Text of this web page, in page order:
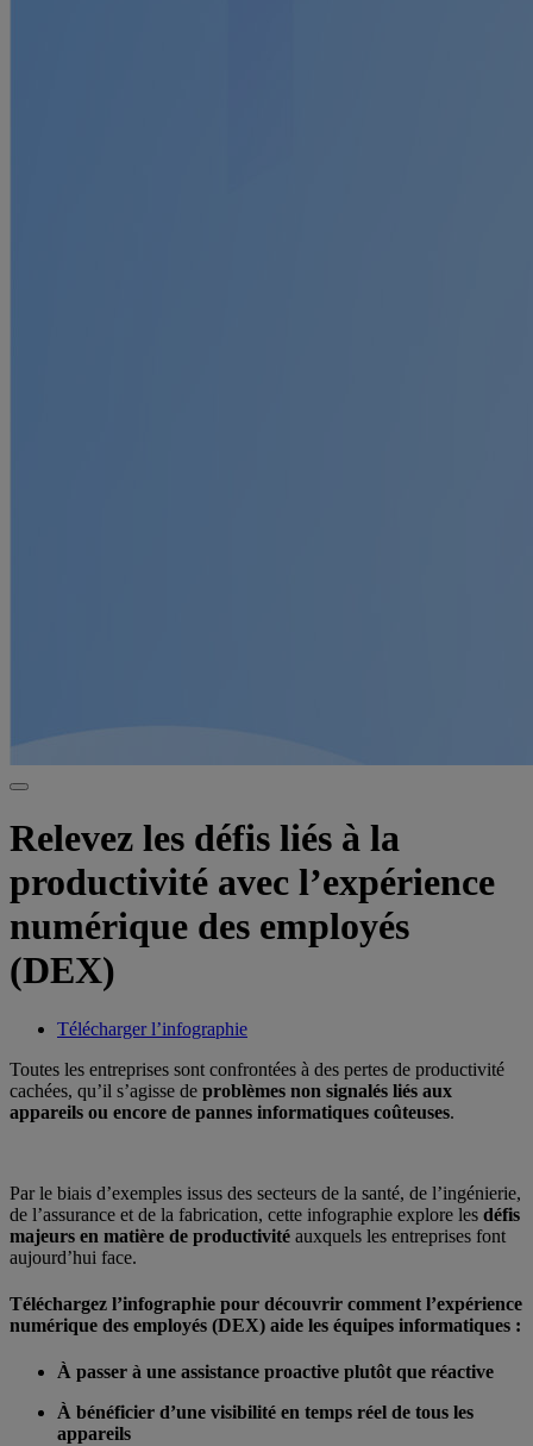
Relevez les défis liés à la
productivité avec l’expérience
numérique des employés
(DEX)
Télécharger l’infographie
Toutes les entreprises sont confrontées à des pertes de productivité
cachées, qu’il s’agisse de problèmes non signalés liés aux
appareils ou encore de pannes informatiques coûteuses.
Par le biais d’exemples issus des secteurs de la santé, de l’ingénierie,
de l’assurance et de la fabrication, cette infographie explore les défis
majeurs en matière de productivité auxquels les entreprises font
aujourd’hui face.
Téléchargez l’infographie pour découvrir comment l’expérience
numérique des employés (DEX) aide les équipes informatiques :
À passer à une assistance proactive plutôt que réactive
À bénéficier d’une visibilité en temps réel de tous les
appareils